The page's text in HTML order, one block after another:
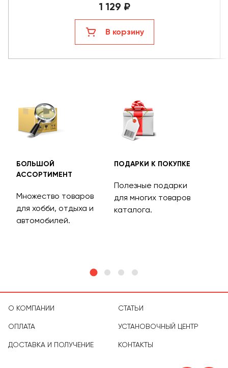
1 129 ₽
В корзину
БОЛЬШОЙ
АССОРТИМЕНТ
Множество товаров
для хобби, отдыха и
автомобилей.
ПОДАРКИ К ПОКУПКЕ
Полезные подарки
для многих товаров
каталога.
О КОМПАНИИ
ОПЛАТА
ДОСТАВКА И ПОЛУЧЕНИЕ
СТАТЬИ
УСТАНОВОЧНЫЙ ЦЕНТР
КОНТАКТЫ